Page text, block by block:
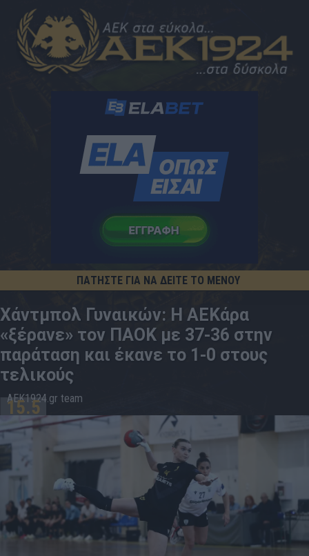
ΠΑΤΗΣΤΕ ΓΙΑ ΝΑ ΔΕΙΤΕ ΤΟ ΜΕΝΟΥ
15.5
20:08
Χάντμπολ Γυναικών: Η ΑΕΚάρα
«ξέρανε» τον ΠΑΟΚ με 37-36 στην
παράταση και έκανε το 1-0 στους
τελικούς
AEK1924.gr team